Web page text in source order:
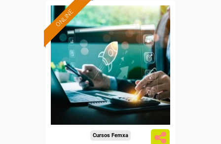
ONLINE
Formación 100%
subvencionada.
Para desempleados,
trabajadores y autónomos.
Sector
-Administración.
Cursos Femxa